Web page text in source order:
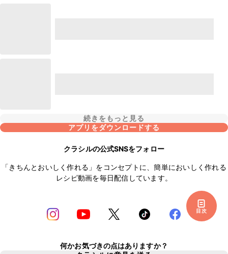
目次
続きをもっと見る
アプリをダウンロードする
クラシルの公式SNSをフォロー
「きちんとおいしく作れる」をコンセプトに、簡単においしく作れる
レシピ動画を毎日配信しています。
何かお気づきの点はありますか？